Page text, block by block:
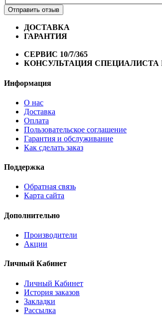
Отправить отзыв
ДОСТАВКА
ГАРАНТИЯ
СЕРВИС 10/7/365
КОНСУЛЬТАЦИЯ СПЕЦИАЛИСТА
Информация
О нас
Доставка
Оплата
Пользовательское соглашение
Гарантия и обслуживание
Как сделать заказ
Поддержка
Обратная связь
Карта сайта
Дополнительно
Производители
Акции
Личный Кабинет
Личный Кабинет
История заказов
Закладки
Рассылка